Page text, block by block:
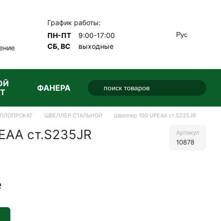
График работы:
ПН-ПТ
9:00-17:00
СБ, ВС
выходные
Рус
ФАНЕРА
ШВЕЛЛЕР СТАЛЬНОЙ Швеллер 100 UPEAA ст.S235JR
ст.S235JR Артикул
10878